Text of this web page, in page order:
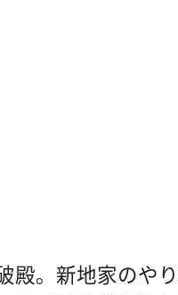
。新地家のや